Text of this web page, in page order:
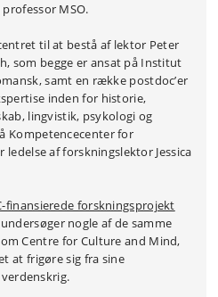
MSO.
til at bestå af lektor Peter
som begge er ansat på Institut
samt en række postdoc’er
inden for historie,
lingvistik, psykologi og
Kompetencecenter for
af forskningslektor Jessica
finansierede forskningsprojekt
nogle af de samme
Centre for Culture and Mind,
at frigøre sig fra sine